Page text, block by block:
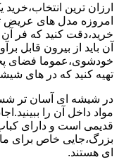
ارزان ترین
امروزه مدل های عریض
خرید،دقت کنید که فر
آن باید از بیرون قابل
خودشوی،عموما فضای
تهیه کنید که در های
در شیشه ای آسان تر
مواد داخل آن را
قدیمی است و دارای
بزرگ،جایی خاص برای
ای هستند.